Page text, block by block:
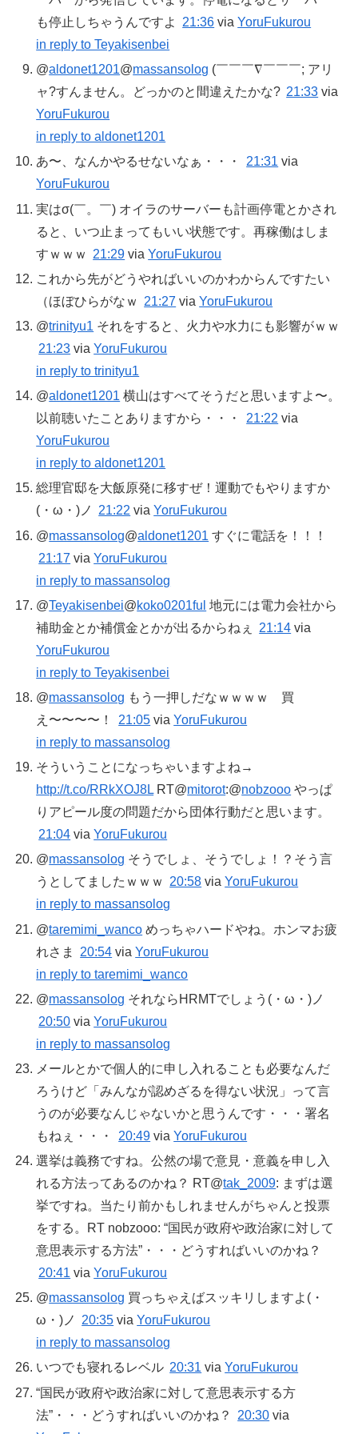
も停止しちゃうんですよ
21:36 viaYoruFukurou
in reply to Teyakisenbei
@aldonet1201@massansolog (￣￣￣∇￣￣￣; アリ
ャ?すんません。どっかのと間違えたかな? 21:33 via
YoruFukurou
in reply to aldonet1201
あ〜、なんかやるせないなぁ・・・
21:31 via
YoruFukurou
実はσ(￣。￣) オイラのサーバーも計画停電とかされ
ると、いつ止まってもいい状態です。再稼働はしま
すｗｗｗ
21:29 viaYoruFukurou
これから先がどうやればいいのかわからんですたい
（ほぼひらがなｗ
21:27 viaYoruFukurou
@trinityu1 それをすると、火力や水力にも影響がｗｗ
21:23 viaYoruFukurou
in reply to trinityu1
@aldonet1201 横山はすべてそうだと思いますよ〜。
以前聴いたことありますから・・・
21:22 via
YoruFukurou
in reply to aldonet1201
総理官邸を大飯原発に移すぜ！運動でもやりますか
(・ω・)ノ 21:22 viaYoruFukurou
@massansolog@aldonet1201 すぐに電話を！！！
21:17 viaYoruFukurou
in reply to massansolog
@Teyakisenbei@koko0201ful 地元には電力会社から
補助金とか補償金とかが出るからねぇ
21:14 via
YoruFukurou
in reply to Teyakisenbei
@massansolog もう一押しだなｗｗｗｗ 買
え〜〜〜〜！
21:05 viaYoruFukurou
in reply to massansolog
そういうことになっちゃいますよね→
http://t.co/RRkXOJ8L RT@mitorot:@nobzooo やっぱ
りアピール度の問題だから団体行動だと思います。
21:04 viaYoruFukurou
@massansolog そうでしょ、そうでしょ！？そう言
うとしてましたｗｗｗ
20:58 viaYoruFukurou
in reply to massansolog
@taremimi_wanco めっちゃハードやね。ホンマお疲
れさま
20:54 viaYoruFukurou
in reply to taremimi_wanco
@massansolog それならHRMTでしょう(・ω・)ノ
20:50 viaYoruFukurou
in reply to massansolog
メールとかで個人的に申し入れることも必要なんだ
ろうけど「みんなが認めざるを得ない状況」って言
うのが必要なんじゃないかと思うんです・・・署名
もねぇ・・・
20:49 viaYoruFukurou
選挙は義務ですね。公然の場で意見・意義を申し入
れる方法ってあるのかね？ RT@tak_2009: まずは選
挙ですね。当たり前かもしれませんがちゃんと投票
をする。RT nobzooo: “国民が政府や政治家に対して
意思表示する方法”・・・どうすればいいのかね？
20:41 viaYoruFukurou
@massansolog 買っちゃえばスッキリしますよ(・
ω・)ノ
20:35 viaYoruFukurou
in reply to massansolog
いつでも寝れるレベル 20:31 via YoruFukurou
“国民が政府や政治家に対して意思表示する方
法”・・・どうすればいいのかね？
20:30 via